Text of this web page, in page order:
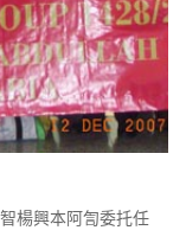
楊興本阿訇委托任